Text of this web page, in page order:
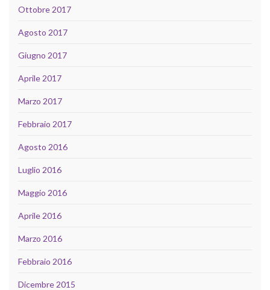
Ottobre 2017
Agosto 2017
Giugno 2017
Aprile 2017
Marzo 2017
Febbraio 2017
Agosto 2016
Luglio 2016
Maggio 2016
Aprile 2016
Marzo 2016
Febbraio 2016
Dicembre 2015